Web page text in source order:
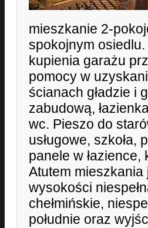
mieszkanie 2-
spokojnym
kupienia garażu
pomocy w
ścianach gładzie i
zabudową,
wc. Pieszo do
usługowe, szkoła,
panele w
Atutem
wysokości
chełmińskie,
południe oraz